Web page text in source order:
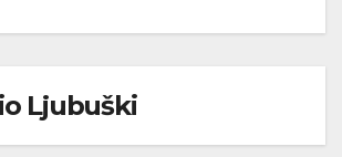
Ljubuški